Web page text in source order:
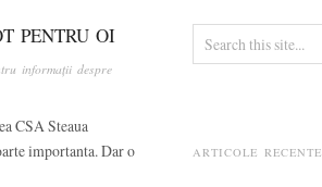
PENTRU OI
informații despre
CSA Steaua
importanta. Dar o
ARTICOLE RECENTE